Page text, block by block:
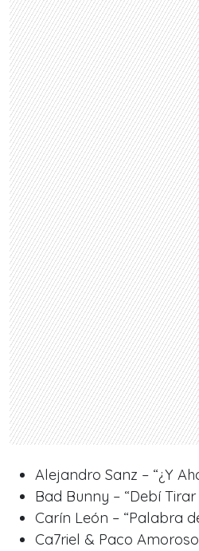
Alejandro Sanz – “¿Y
Bad Bunny – “Debí
Carín León – “Palabra
Ca7riel & Paco